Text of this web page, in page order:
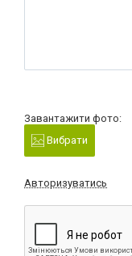
Завантажити фото:
Вибрати
Авторизуватись